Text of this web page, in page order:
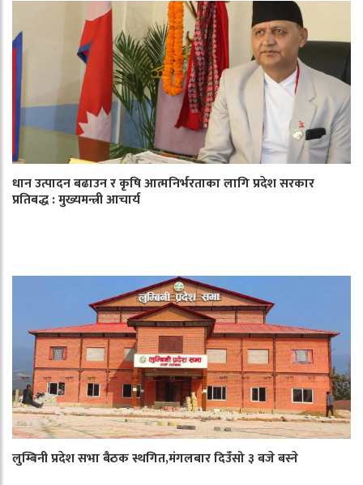
धान उत्पादन बढाउन र कृषि आत्मनिर्भरताका लागि प्रदेश सरकार
प्रतिबद्ध : मुख्यमन्त्री आचार्य
लुम्बिनी प्रदेश सभा बैठक स्थगित,मंगलबार दिउँसो ३ बजे बस्ने